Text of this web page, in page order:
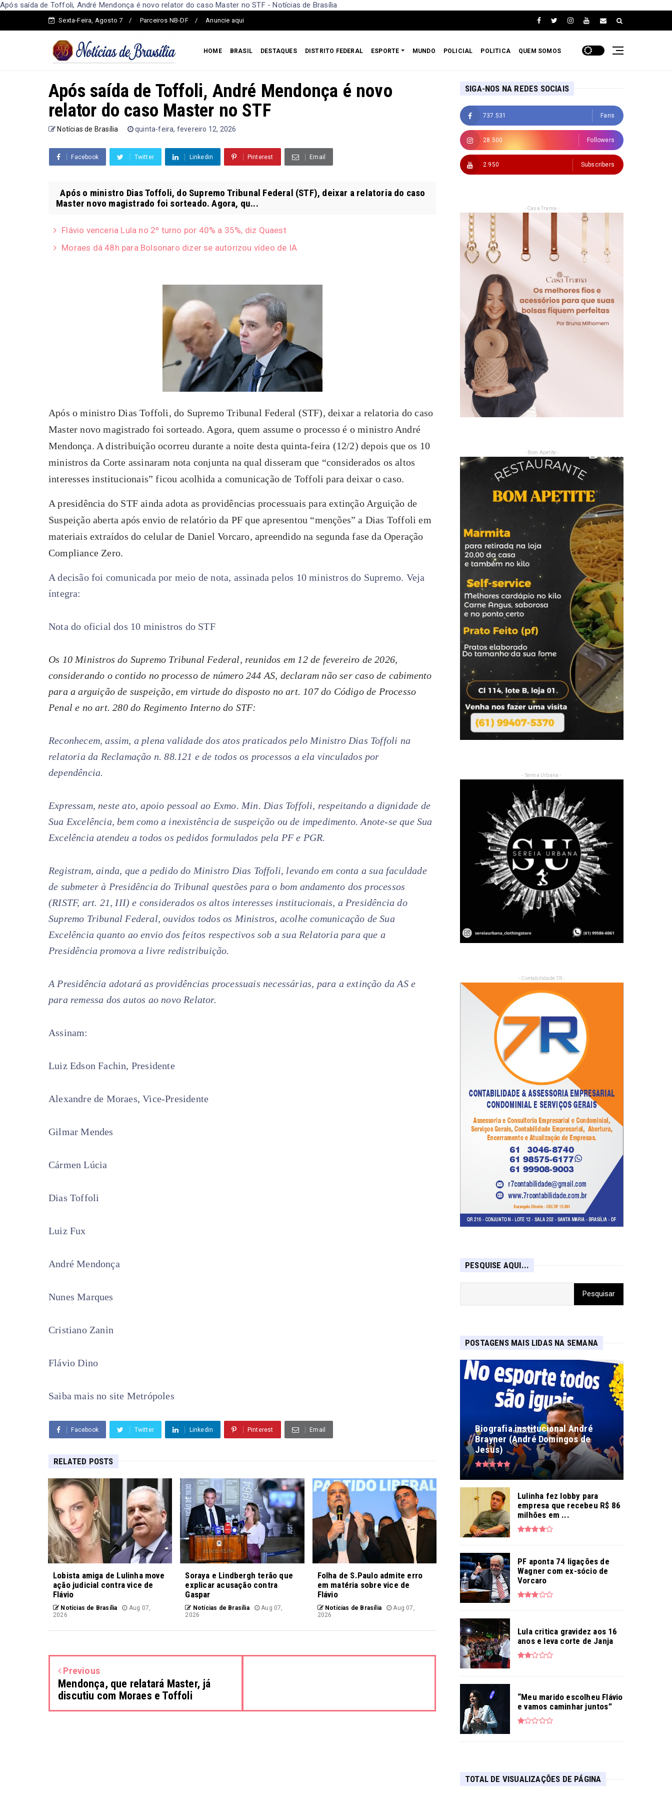
Após saída de Toffoli, André Mendonça é novo relator do caso Master no STF - Notícias de Brasília
Sexta-Feira, Agosto 7 Parceiros NB-DF Anuncie aqui
HOME BRASIL DESTAQUES DISTRITO FEDERAL ESPORTE MUNDO POLICIAL POLITICA QUEM SOMOS
Após saída de Toffoli, André Mendonça é novo
relator do caso Master no STF
Notícias de Brasília quinta-feira, fevereiro 12, 2026
Facebook Twitter Linkedin Pinterest Email
Após o ministro Dias Toffoli, do Supremo Tribunal Federal (STF), deixar a relatoria do caso
Master novo magistrado foi sorteado. Agora, qu...
Flávio venceria Lula no 2º turno por 40% a 35%, diz Quaest
Moraes dá 48h para Bolsonaro dizer se autorizou vídeo de IA
Após o ministro Dias Toffoli, do Supremo Tribunal Federal (STF), deixar a relatoria do caso
Master novo magistrado foi sorteado. Agora, quem assume o processo é o ministro André
Mendonça. A distribuição ocorreu durante a noite desta quinta-feira (12/2) depois que os 10
ministros da Corte assinaram nota conjunta na qual disseram que “considerados os altos
interesses institucionais” ficou acolhida a comunicação de Toffoli para deixar o caso.
A presidência do STF ainda adota as providências processuais para extinção Arguição de
Suspeição aberta após envio de relatório da PF que apresentou “menções” a Dias Toffoli em
materiais extraídos do celular de Daniel Vorcaro, apreendido na segunda fase da Operação
Compliance Zero.
A decisão foi comunicada por meio de nota, assinada pelos 10 ministros do Supremo. Veja
íntegra:
Nota do oficial dos 10 ministros do STF
Os 10 Ministros do Supremo Tribunal Federal, reunidos em 12 de fevereiro de 2026,
considerando o contido no processo de número 244 AS, declaram não ser caso de cabimento
para a arguição de suspeição, em virtude do disposto no art. 107 do Código de Processo
Penal e no art. 280 do Regimento Interno do STF:
Reconhecem, assim, a plena validade dos atos praticados pelo Ministro Dias Toffoli na
relatoria da Reclamação n. 88.121 e de todos os processos a ela vinculados por
dependência.
Expressam, neste ato, apoio pessoal ao Exmo. Min. Dias Toffoli, respeitando a dignidade de
Sua Excelência, bem como a inexistência de suspeição ou de impedimento. Anote-se que Sua
Excelência atendeu a todos os pedidos formulados pela PF e PGR.
Registram, ainda, que a pedido do Ministro Dias Toffoli, levando em conta a sua faculdade
de submeter à Presidência do Tribunal questões para o bom andamento dos processos
(RISTF, art. 21, III) e considerados os altos interesses institucionais, a Presidência do
Supremo Tribunal Federal, ouvidos todos os Ministros, acolhe comunicação de Sua
Excelência quanto ao envio dos feitos respectivos sob a sua Relatoria para que a
Presidência promova a livre redistribuição.
A Presidência adotará as providências processuais necessárias, para a extinção da AS e
para remessa dos autos ao novo Relator.
Assinam:
Luiz Edson Fachin, Presidente
Alexandre de Moraes, Vice-Presidente
Gilmar Mendes
Cármen Lúcia
Dias Toffoli
Luiz Fux
André Mendonça
Nunes Marques
Cristiano Zanin
Flávio Dino
Saiba mais no site Metrópoles
Facebook Twitter Linkedin Pinterest Email
RELATED POSTS
Lobista amiga de Lulinha move
ação judicial contra vice de
Flávio
Notícias de Brasília
Aug 07,
2026
Soraya e Lindbergh terão que
explicar acusação contra
Gaspar
Notícias de Brasília
Aug 07,
2026
Folha de S.Paulo admite erro
em matéria sobre vice de
Flávio
Notícias de Brasília
Aug 07,
2026
Previous
Mendonça, que relatará Master, já
discutiu com Moraes e Toffoli
SIGA-NOS NA REDES SOCIAIS
737.531 Fans
28.500 Followers
2.950 Subscribers
- Casa Trama -
- Bom Apetite -
- Sereia Urbana -
- Contabilidade 7R -
PESQUISE AQUI...
POSTAGENS MAIS LIDAS NA SEMANA
Biografia institucional André
Brayner (André Domingos de
Jesus)
Lulinha fez lobby para
empresa que recebeu R$ 86
milhões em ...
PF aponta 74 ligações de
Wagner com ex-sócio de
Vorcaro
Lula critica gravidez aos 16
anos e leva corte de Janja
“Meu marido escolheu Flávio
e vamos caminhar juntos”
TOTAL DE VISUALIZAÇÕES DE PÁGINA